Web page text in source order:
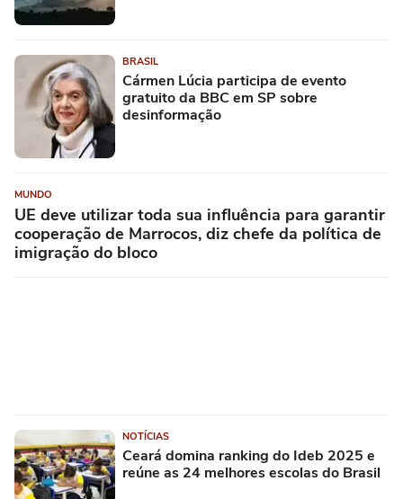
BRASIL
Cármen Lúcia participa de evento
gratuito da BBC em SP sobre
desinformação
MUNDO
UE deve utilizar toda sua influência para garantir
cooperação de Marrocos, diz chefe da política de
imigração do bloco
NOTÍCIAS
Ceará domina ranking do Ideb 2025 e
reúne as 24 melhores escolas do Brasil